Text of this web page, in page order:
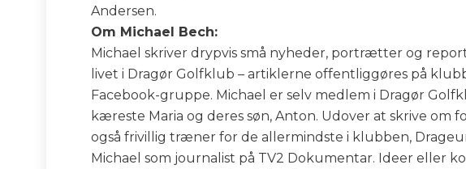
Andersen.
Om Michael Bech:
Michael skriver drypvis små nyheder, portrætter og
livet i Dragør Golfklub – artiklerne offentliggøres på
Facebook-gruppe. Michael er selv medlem i Dragør
kæreste Maria og deres søn, Anton. Udover at skrive om
også frivillig træner for de allermindste i klubben,
Michael som journalist på TV2 Dokumentar. Ideer eller